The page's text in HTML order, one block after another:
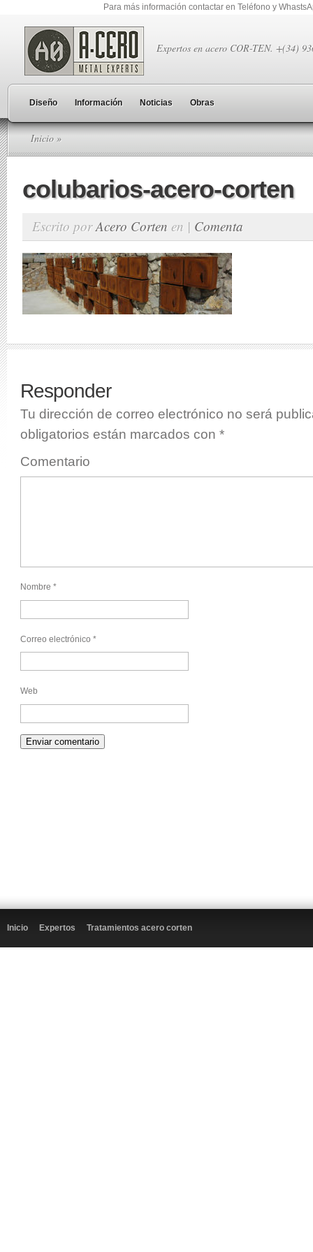
Para más información contactar en Teléfono y
Expertos en acero COR-TEN. +(34)
Diseño Información Noticias Obras
Inicio »
colubarios-acero-corten
Escrito porAcero Corten en | Comenta
Responder
Tu dirección de correo electrónico no será
obligatorios están marcados con *
Comentario
Nombre *
Correo electrónico *
Web
Inicio Expertos Tratamientos acero corten